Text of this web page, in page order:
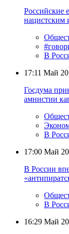
Российские
нацистским
В
17:11 Май
Госдума
амнистии
В
17:00 Май
В России
В
16:29 Май